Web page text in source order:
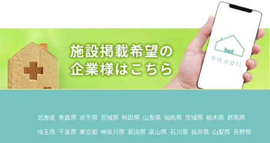
北海道 青森県 岩手県 宮城県 秋田県 山形県 福島県 茨城県 栃木県 群馬県
埼玉県 千葉県 東京都 神奈川県 新潟県 富山県 石川県 福井県 山梨県 長野県